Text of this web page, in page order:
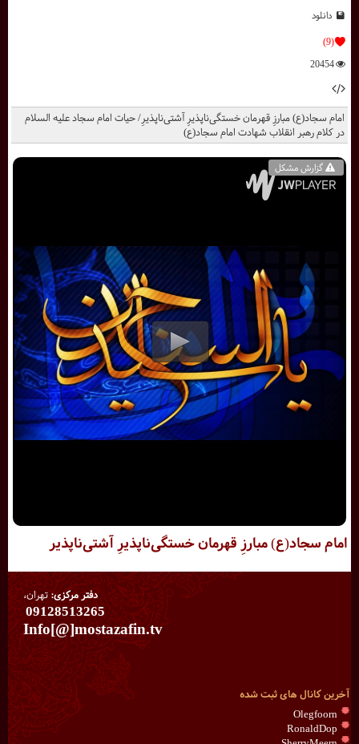
امام سجاد(ع) مبارزِ قهرمان خستگى‌ناپذیرِ آشتى‌ناپذیر
گزارش مشکل
امام سجاد(ع) مبارزِ قهرمان خستگى‌ناپذیرِ آشتى‌ناپذیرِ/ حيات امام سجاد علیه السلام
در كلام رهبر انقلاب شهادت امام سجاد(ع)
دانلود
(9)
20454
دفتر مرکزی:تهران،
09128513265
Info[@]mostazafin.tv
آخرین کانال های ثبت شده
Olegfoorn
RonaldDop